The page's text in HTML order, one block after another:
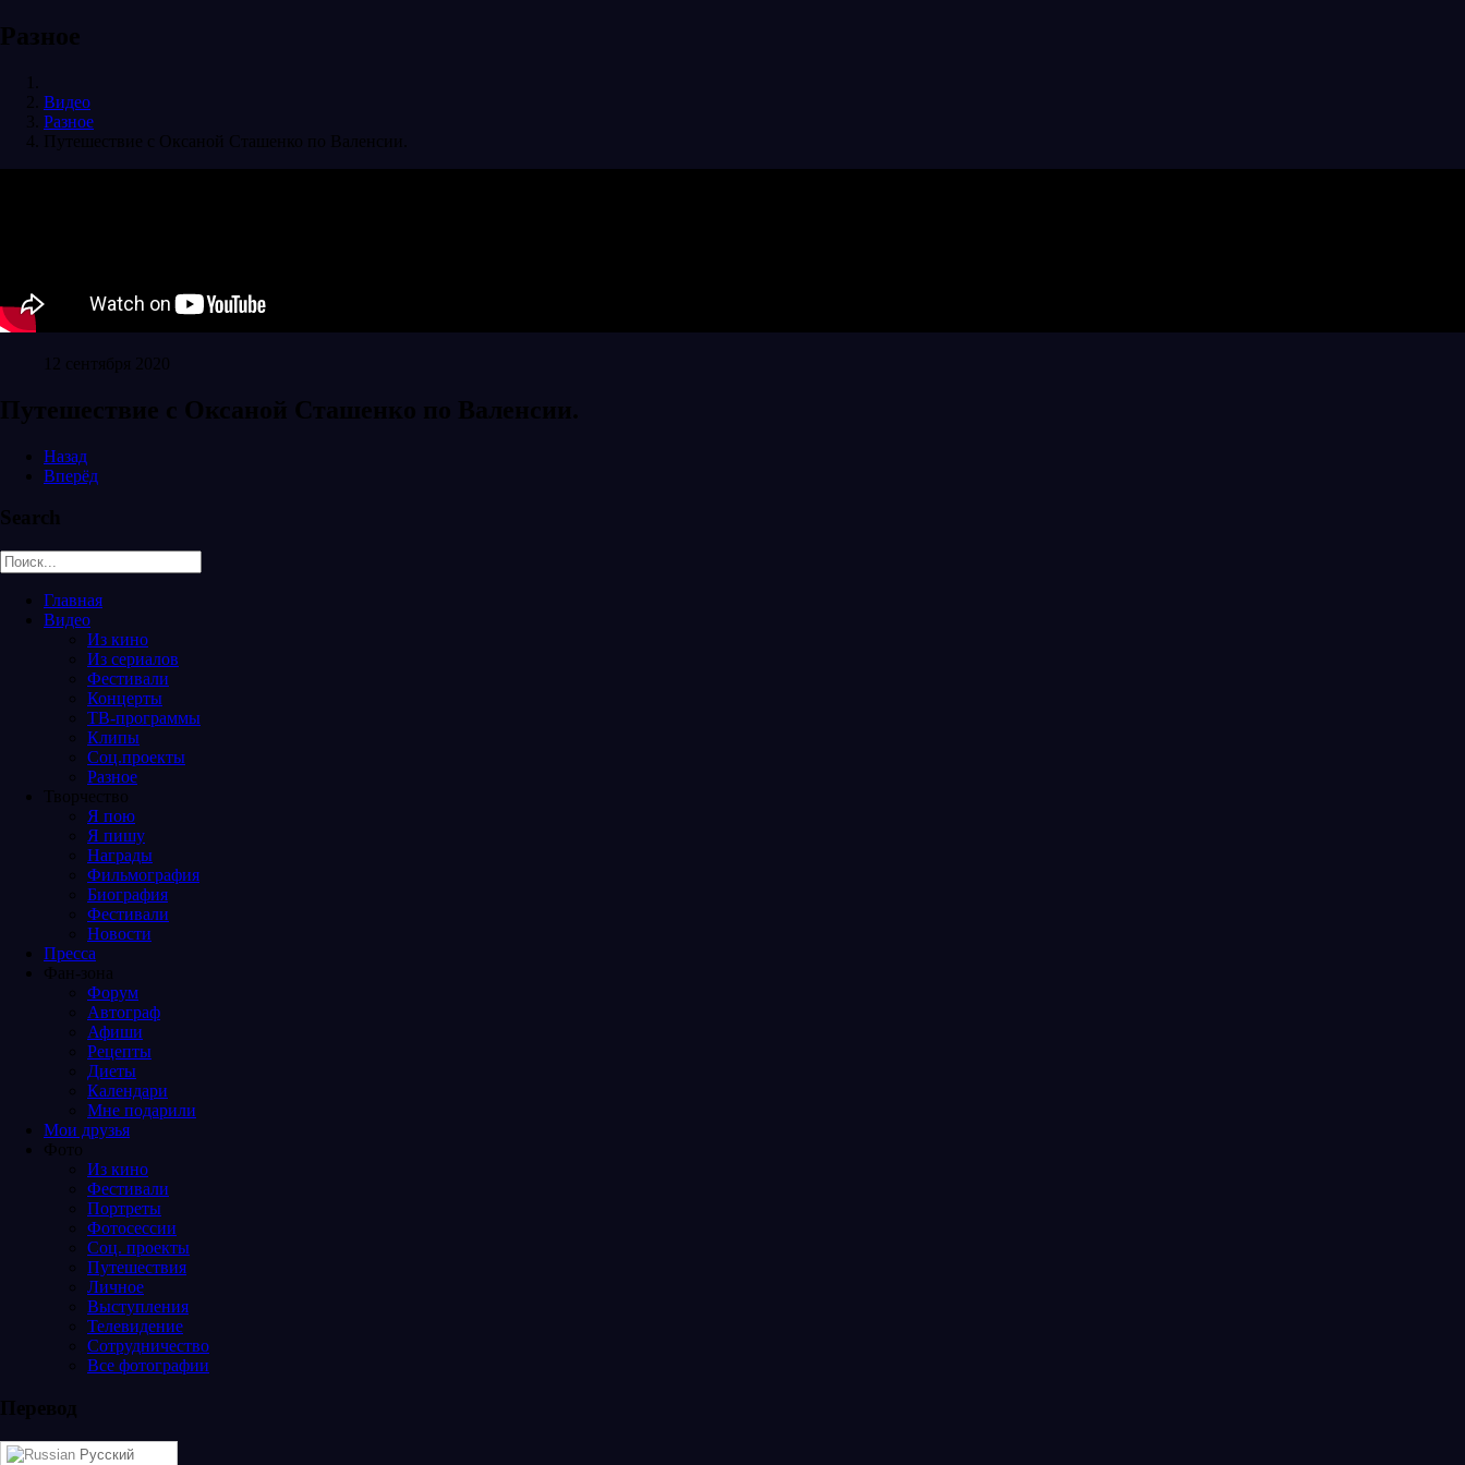
Разное
Видео
Разное
Путешествие с Оксаной Сташенко по Валенсии.
12 сентября 2020
Путешествие с Оксаной Сташенко по Валенсии.
Назад
Вперёд
Search
Главная
Видео
Из кино
Из сериалов
Фестивали
Концерты
ТВ-программы
Клипы
Соц.проекты
Разное
Творчество
Я пою
Я пишу
Награды
Фильмография
Биография
Фестивали
Новости
Пресса
Фан-зона
Форум
Автограф
Афиши
Рецепты
Диеты
Календари
Мне подарили
Мои друзья
Фото
Из кино
Фестивали
Портреты
Фотосессии
Соц. проекты
Путешествия
Личное
Выступления
Телевидение
Сотрудничество
Все фотографии
Перевод
Русский